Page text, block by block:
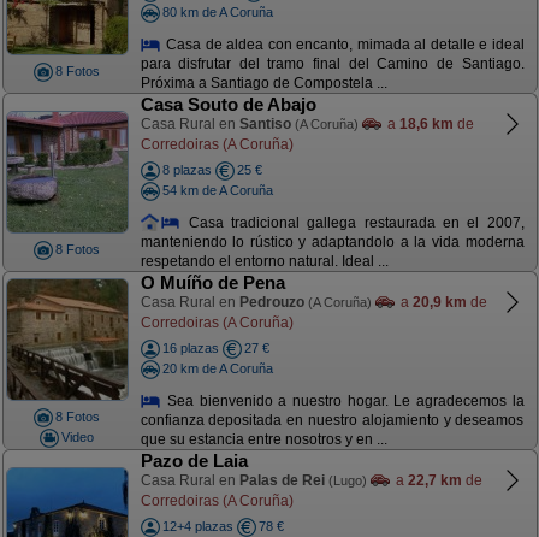
8 Fotos
80 km de A Coruña
Casa de aldea con encanto, mimada al detalle e ideal
para disfrutar del tramo final del Camino de Santiago.
Próxima a Santiago de Compostela ...
8 Fotos
Casa Souto de Abajo
Casa Rural en Santiso (A Coruña) a 18,6 km de
Corredoiras (A Coruña)
8 plazas
25 €
54 km de A Coruña
Casa tradicional gallega restaurada en el 2007,
manteniendo lo rústico y adaptandolo a la vida moderna
respetando el entorno natural. Ideal ...
8 Fotos
Video
O Muíño de Pena
Casa Rural en Pedrouzo (A Coruña) a 20,9 km de
Corredoiras (A Coruña)
16 plazas
27 €
20 km de A Coruña
Sea bienvenido a nuestro hogar. Le agradecemos la
confianza depositada en nuestro alojamiento y deseamos
que su estancia entre nosotros y en ...
Pazo de Laia
Casa Rural en Palas de Rei (Lugo) a 22,7 km de
Corredoiras (A Coruña)
12+4 plazas
78 €